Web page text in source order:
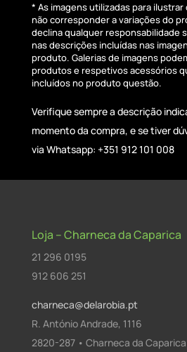
* As imagens utilizadas para
não corresponder a variações do
declina qualquer responsabilidade
nas descrições incluídas nas
produto. Galerias de imagens
produtos e respetivos acessórios
incluídos no produto questão.
Verifique sempre a descrição
momento da compra, e se tiver
via Whatsapp: +351 912 101 008
Loja – Charneca da Caparica
21 296 0195
912 606 251
charneca@delarobia.pt
R. António Andrade, 1116
2820-287 • Charneca da Caparica